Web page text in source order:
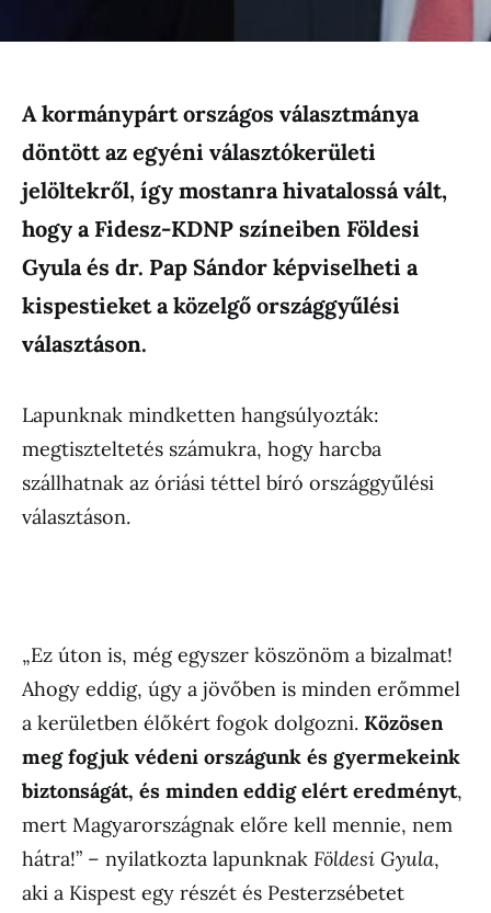
A kormánypárt országos választmánya
döntött az egyéni választókerületi
jelöltekről, így mostanra hivatalossá vált,
hogy a Fidesz-KDNP színeiben Földesi
Gyula és dr. Pap Sándor képviselheti a
kispestieket a közelgő országgyűlési
választáson.
Lapunknak mindketten hangsúlyozták:
megtiszteltetés számukra, hogy harcba
szállhatnak az óriási téttel bíró országgyűlési
választáson.
„Ez úton is, még egyszer köszönöm a bizalmat!
Ahogy eddig, úgy a jövőben is minden erőmmel
a kerületben élőkért fogok dolgozni. Közösen
meg fogjuk védeni országunk és gyermekeink
biztonságát, és minden eddig elért eredményt,
mert Magyarországnak előre kell mennie, nem
hátra!” – nyilatkozta lapunknak Földesi Gyula,
aki a Kispest egy részét és Pesterzsébetet